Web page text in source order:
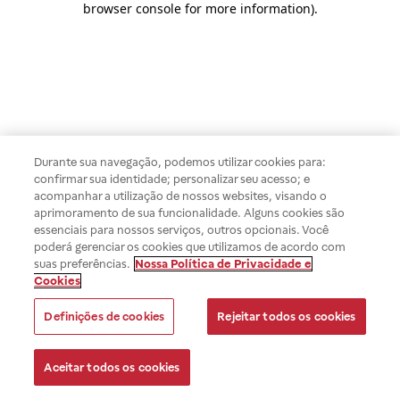
browser console for more information).
Durante sua navegação, podemos utilizar cookies para:
confirmar sua identidade; personalizar seu acesso; e
acompanhar a utilização de nossos websites, visando o
aprimoramento de sua funcionalidade. Alguns cookies são
essenciais para nossos serviços, outros opcionais. Você
poderá gerenciar os cookies que utilizamos de acordo com
suas preferências. Nossa Política de Privacidade e
Cookies
Definições de cookies Rejeitar todos os cookies
Aceitar todos os cookies